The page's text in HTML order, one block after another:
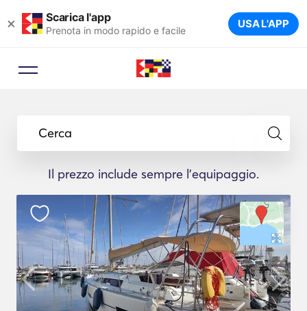
× Scarica l'app
Prenota in modo rapido e facile USA L'APP
Cerca
Il prezzo include sempre l'equipaggio.